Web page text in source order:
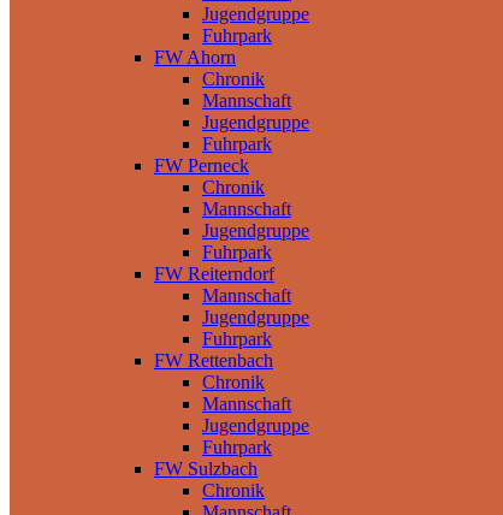
Jugendgruppe
Fuhrpark
FW Ahorn
Chronik
Mannschaft
Jugendgruppe
Fuhrpark
FW Perneck
Chronik
Mannschaft
Jugendgruppe
Fuhrpark
FW Reiterndorf
Mannschaft
Jugendgruppe
Fuhrpark
FW Rettenbach
Chronik
Mannschaft
Jugendgruppe
Fuhrpark
FW Sulzbach
Chronik